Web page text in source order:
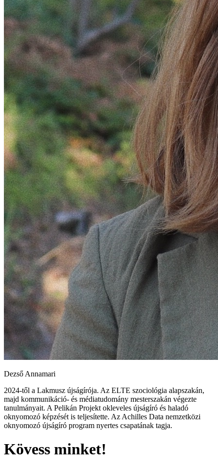
Dezső Annamari
2024-től a Lakmusz újságírója. Az ELTE szociológia alapszakán,
majd kommunikáció- és médiatudomány mesterszakán végezte
tanulmányait. A Pelikán Projekt okleveles újságíró és haladó
oknyomozó képzését is teljesítette. Az Achilles Data nemzetközi
oknyomozó újságíró program nyertes csapatának tagja.
Kövess minket!